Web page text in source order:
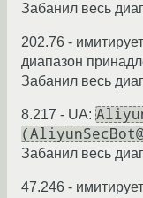
Забанил весь
202.76 -
диапазон
Забанил весь
8.217 - UA:
Забанил весь
47.246 -